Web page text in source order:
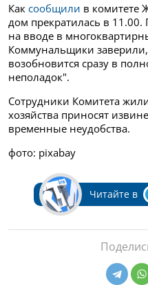
Как сообщили в комитете
дом прекратилась в 11.00.
на вводе в
Коммунальщики
возобновится сразу в
неполадок".
Сотрудники Комитета
хозяйства приносят
временные неудобства.
фото: pixabay
Читайте в